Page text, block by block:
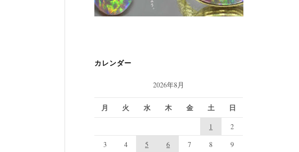
カレンダー
2026年8月
月 火 水 木 金 土 日
1
2
3
4 5 6 7 8
9